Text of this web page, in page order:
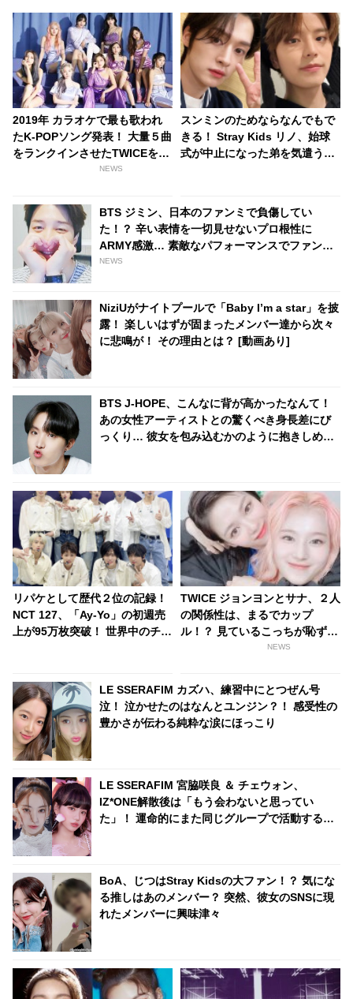
2019年 カラオケで最も歌われ
たK-POPソング発表！ 大量５曲
をランクインさせたTWICEを抑
えて見事１位に輝いたのはあの
NEWS
スンミンのためならなんでもで
きる！ Stray Kids リノ、始球
式が中止になった弟を気遣う姿
ルしてあげる」
BTS ジミン、日本のファンミで負傷してい
た！？ 辛い表情を一切見せないプロ根性に
ARMY感激… 素敵なパフォーマンスでファンを
魅了した彼は、まさにみんなのヒーロー
NEWS
NiziUがナイトプールで「Baby I’m a star」を披
露！ 楽しいはずが固まったメンバー達から次々
に悲鳴が！ その理由とは？ [動画あり]
BTS J-HOPE、こんなに背が高かったなんて！
あの女性アーティストとの驚くべき身長差にび
っくり… 彼女を包み込むかのように抱きしめる
リパケとして歴代２位の記録！
NCT 127、「Ay-Yo」の初週売
上が95万枚突破！ 世界中のチャ
TWICE ジョンヨンとサナ、２人
の関係性は、まるでカップ
ル！？ 見ているこっちが恥ずか
しくなるラブラブなスキンシッ
NEWS
LE SSERAFIM カズハ、練習中にとつぜん号
泣！ 泣かせたのはなんとユンジン？！ 感受性の
豊かさが伝わる純粋な涙にほっこり
LE SSERAFIM 宮脇咲良 ＆ チェウォン、
IZ*ONE解散後は「もう会わないと思ってい
た」！ 運命的にまた同じグループで活動するこ
BoA、じつはStray Kidsの大ファン！？ 気にな
る推しはあのメンバー？ 突然、彼女のSNSに現
れたメンバーに興味津々